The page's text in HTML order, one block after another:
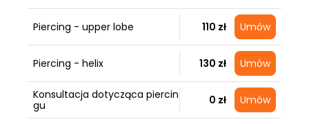
Piercing - upper lobe 110 zł Umów
Piercing - helix 130 zł Umów
Konsultacja dotycząca piercin
gu
0 zł Umów